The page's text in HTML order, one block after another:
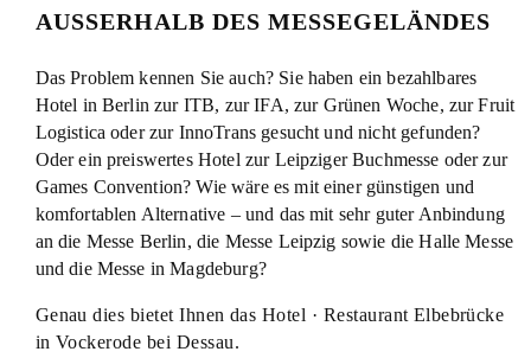
AUSSERHALB DES MESSEGELÄNDES
Das Problem kennen Sie auch? Sie haben ein bezahlbares
Hotel in Berlin zur ITB, zur IFA, zur Grünen Woche, zur Fruit
Logistica oder zur InnoTrans gesucht und nicht gefunden?
Oder ein preiswertes Hotel zur Leipziger Buchmesse oder zur
Games Convention? Wie wäre es mit einer günstigen und
komfortablen Alternative – und das mit sehr guter Anbindung
an die Messe Berlin, die Messe Leipzig sowie die Halle Messe
und die Messe in Magdeburg?
Genau dies bietet Ihnen das Hotel · Restaurant Elbebrücke
in Vockerode bei Dessau.